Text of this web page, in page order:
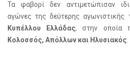
Τα φαβορί δεν αντιμετώπισαν
αγώνες της δεύτερης
Κυπέλλου Ελλάδας, στην οποία
Κολοσσός, Απόλλων και Ηλυσιακός